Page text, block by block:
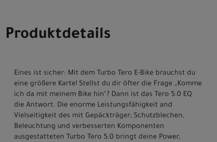
Produktdetails
Eines ist sicher: Mit dem Turbo Tero E-Bike brauchst du
eine größere Karte! Stellst du dir öfter die Frage „Komme
ich da mit meinem Bike hin“? Dann ist das Tero 5.0 EQ
die Antwort. Die enorme Leistungsfähigkeit and
Vielseitigkeit des mit Gepäckträger; Schutzblechen,
Beleuchtung und verbesserten Komponenten
ausgestatteten Turbo Tero 5.0 bringt deine Power,